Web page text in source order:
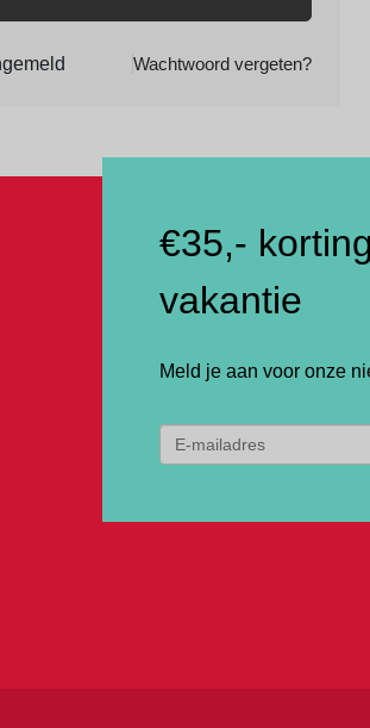
Wachtwoord vergeten?
€35,-
vakantie
Meld je aan voor onze